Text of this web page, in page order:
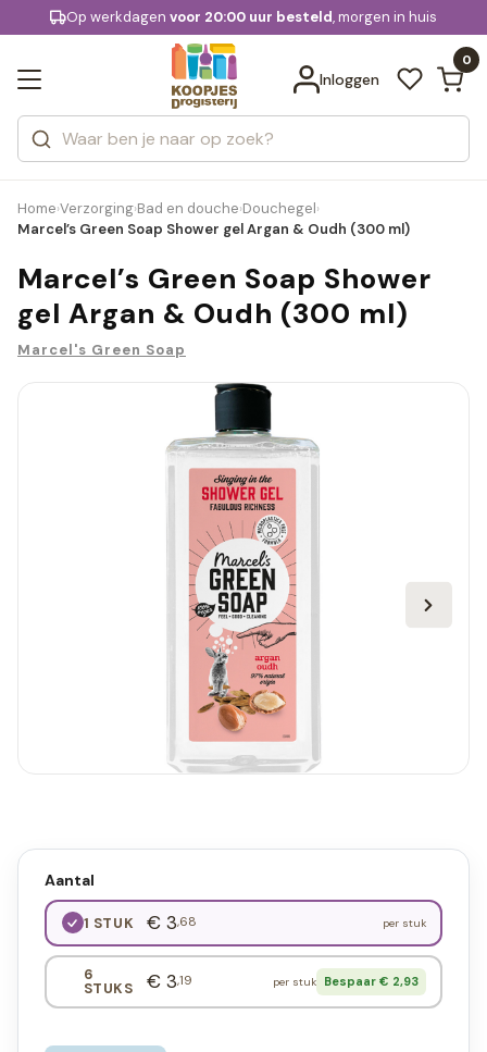
Gratis bezorging
KD.
extra
Op werkdagenvoor 20:00 uur besteld, morgen in huis
Inloggen
0
Zoeken
Categorieën
Merken
Bekijk alle resultaten
Home›Verzorging›Bad en douche›Douchegel›
Marcel’s Green Soap Shower gel Argan & Oudh (300 ml)
Marcel’s Green Soap Shower
gel Argan & Oudh (300 ml)
Marcel's Green Soap
Aantal
1 STUK € 3,68 per stuk
6
STUKS € 3,19 per stuk Bespaar € 2,93